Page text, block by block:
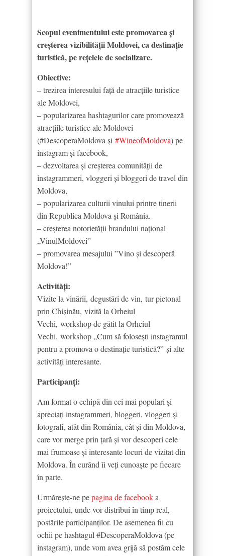
Scopul evenimentului este promovarea și
creșterea vizibilității Moldovei, ca destinație
turistică, pe rețelele de socializare.
Obiective:
– trezirea interesului față de atracțiile turistice
ale Moldovei,
– popularizarea hashtagurilor care promovează
atracţiile turistice ale Moldovei
(#DescoperaMoldova și ‪#‎WineofMoldova‬) pe
instagram şi facebook,
– dezvoltarea și creșterea comunității de
instagrammeri, vloggeri şi bloggeri de travel din
Moldova,
– popularizarea culturii vinului printre tinerii
din Republica Moldova și România.
– creșterea notorietății brandului național
„VinulMoldovei”
– promovarea mesajului ”Vino și descoperă
Moldova!”
Activități:
Vizite la vinării, degustări de vin, tur pietonal
prin Chișinău, vizită la Orheiul
Vechi, workshop de gătit la Orheiul
Vechi, workshop „Cum să folosești instagramul
pentru a promova o destinație turistică?” și alte
activități interesante.
Participanți:
Am format o echipă din cei mai populari și
apreciați instagrammeri, bloggeri, vloggeri și
fotografi, atât din România, cât și din Moldova,
care vor merge prin țară și vor descoperi cele
mai frumoase și interesante locuri de vizitat din
Moldova. În curând îi veți cunoaște pe fiecare
în parte.
Urmărește-ne pepagina de facebooka
proiectului, unde vor distribui în timp real,
postările participanților. De asemenea fii cu
ochii pe hashtagul #DescoperaMoldova (pe
instagram), unde vom avea grijă să postăm cele